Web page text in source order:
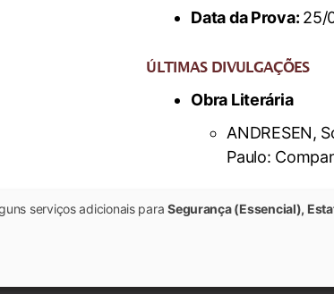
Data da Prova: 25/
ÚLTIMAS DIVULGAÇÕES
Obra Literária
ANDRESEN,
Paulo:
serviços adicionais paraSegurança (Essencial),